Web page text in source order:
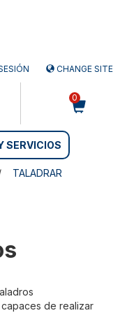
CHANGE SITE
0
SERVICIOS
TALADRAR
capaces de realizar